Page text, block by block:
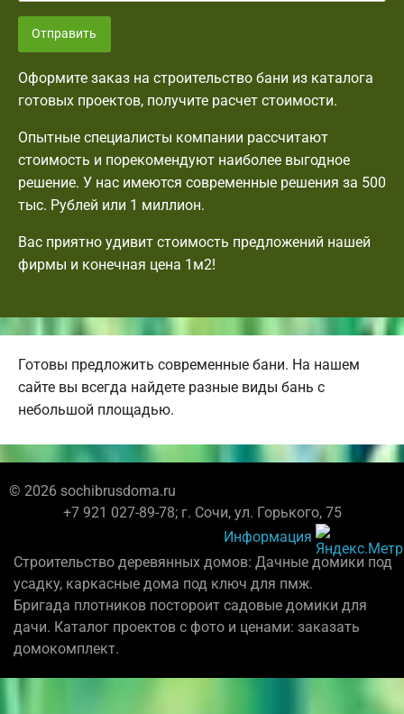
Отправить
Оформите заказ на строительство бани из каталога
готовых проектов, получите расчет стоимости.
Опытные специалисты компании рассчитают
стоимость и порекомендуют наиболее выгодное
решение. У нас имеются современные решения за 500
тыс. Рублей или 1 миллион.
Вас приятно удивит стоимость предложений нашей
фирмы и конечная цена 1м2!
Готовы предложить современные бани. На нашем
сайте вы всегда найдете разные виды бань с
небольшой площадью.
© 2026 sochibrusdoma.ru
+7 921 027-89-78; г. Сочи, ул. Горького, 75
Информация
Строительство деревянных домов: Дачные домики под
усадку, каркасные дома под ключ для пмж.
Бригада плотников постороит садовые домики для
дачи. Каталог проектов с фото и ценами: заказать
домокомплект.